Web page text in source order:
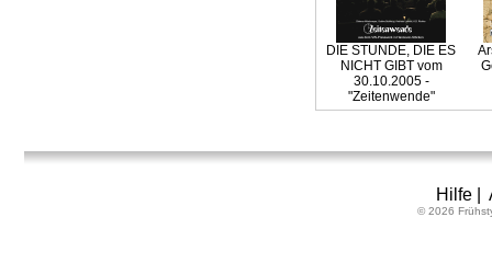
DIE STUNDE, DIE ES
NICHT GIBT vom
30.10.2005 -
"Zeitenwende"
Hilfe|
© 2026